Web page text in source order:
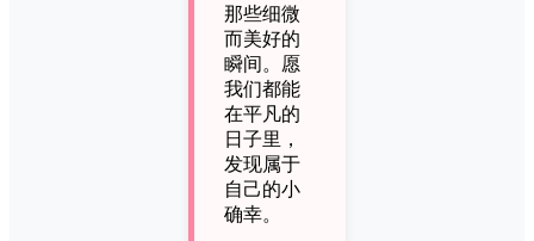
那些细微
而美好的
瞬间。愿
我们都能
在平凡的
日子里，
发现属于
自己的小
确幸。